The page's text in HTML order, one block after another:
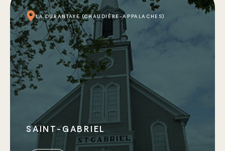
LA DURANTAYE (CHAUDIÈRE-APPALACHES)
SAINT-GABRIEL